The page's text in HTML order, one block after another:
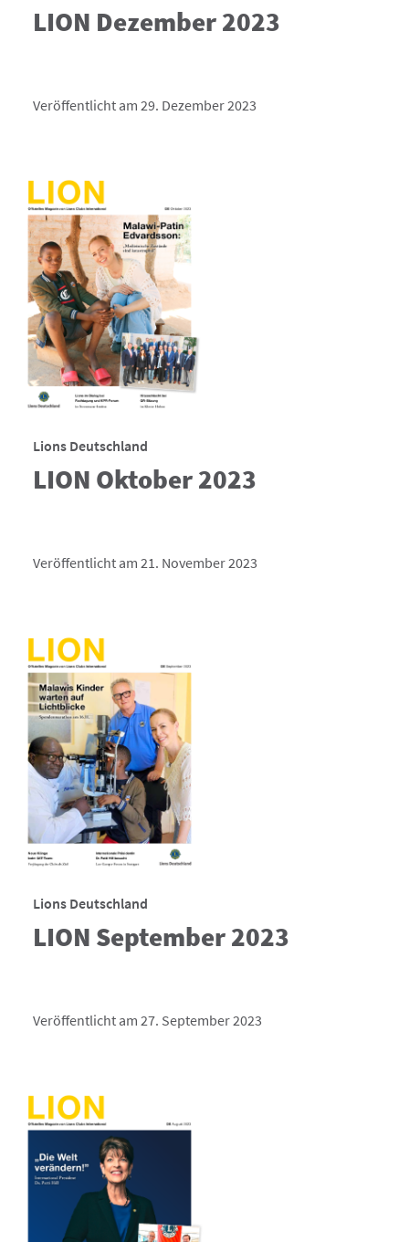
LION Dezember 2023
Veröffentlicht am 29. Dezember 2023
Lions Deutschland
LION Oktober 2023
Veröffentlicht am 21. November 2023
Lions Deutschland
LION September 2023
Veröffentlicht am 27. September 2023